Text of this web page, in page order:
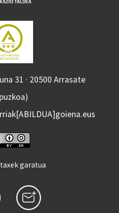
31 · 20500 Arrasate
garatua